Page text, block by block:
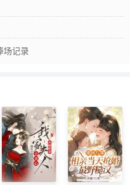
场记录